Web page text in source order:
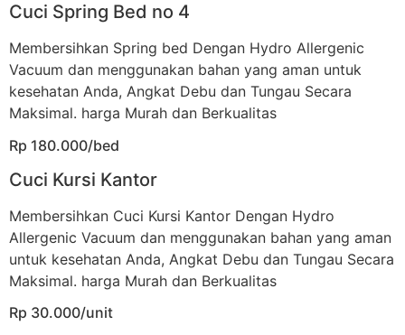
Cuci Spring Bed no 4
Membersihkan Spring bed Dengan Hydro Allergenic
Vacuum dan menggunakan bahan yang aman untuk
kesehatan Anda, Angkat Debu dan Tungau Secara
Maksimal. harga Murah dan Berkualitas
Rp 180.000/bed
Cuci Kursi Kantor
Membersihkan Cuci Kursi Kantor Dengan Hydro
Allergenic Vacuum dan menggunakan bahan yang aman
untuk kesehatan Anda, Angkat Debu dan Tungau Secara
Maksimal. harga Murah dan Berkualitas
Rp 30.000/unit